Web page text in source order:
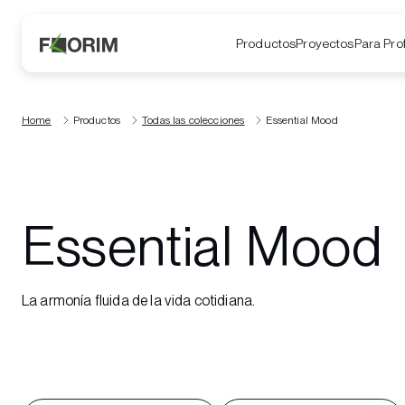
ProductosProyectosPara
Home Productos Todas las colecciones Essential Mood
Essential Mood
La armonía fluida de la vida cotidiana.